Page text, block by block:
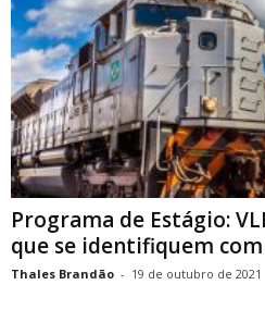
Programa de Estágio:
que se identifiquem com
Thales Brandão - 19 de outubro de 2021